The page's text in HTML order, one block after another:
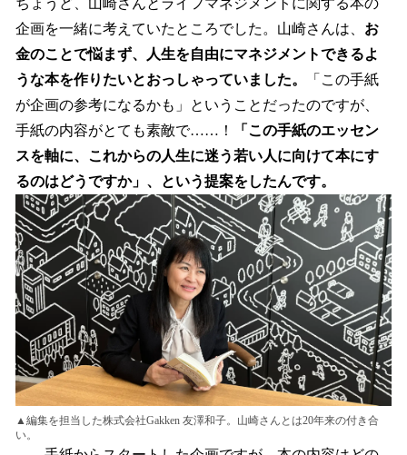
企画を一緒に考えていたところでした。山崎さんは、 お
金のことで悩まず、人生を自由にマネジメントできるよ
うな本を作りたいとおっしゃっていました。
「この手紙
が企画の参考になるかも」ということだったのですが、
手紙の内容がとても素敵で……！
「この手紙のエッセン
スを軸に、これからの人生に迷う若い人に向けて本にす
るのはどうですか」、という提案をしたんです。
▲編集を担当した株式会社Gakken 友澤和子。山崎さんとは20年来の付き合
い。